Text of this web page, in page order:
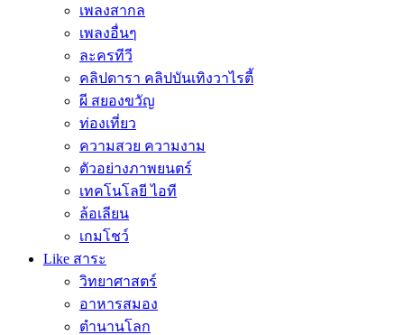
เพลงสากล
เพลงอื่นๆ
ละครทีวี
คลิปดารา คลิปบันเทิงวาไรตี้
ผี สยองขวัญ
ท่องเที่ยว
ความสวย ความงาม
ตัวอย่างภาพยนตร์
เทคโนโลยี ไอที
ล้อเลียน
เกมโชว์
Like สาระ
วิทยาศาสตร์
อาหารสมอง
ตำนานโลก